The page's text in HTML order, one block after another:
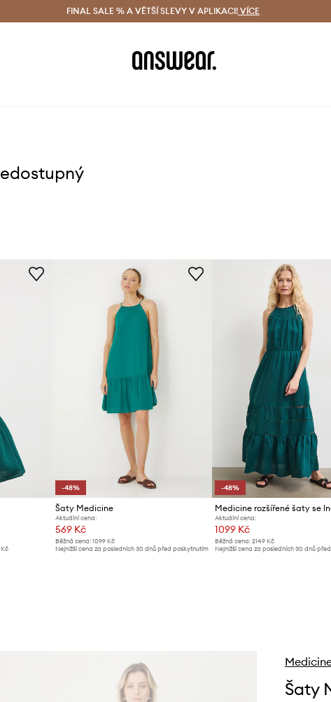
a vrácení zdarma (od 1800 Kč) Doručení i do 24 h
FINAL SALE % A VĚTŠÍ SLEVY V APLIKACI! VÍCE
Kč
-48%
Šaty Medicine
Aktuální cena:
569 Kč
Běžná cena: 1099 Kč
Nejnižší cena za posledních 30 dnů před poskytnutím
-48%
Medicine rozšířené šaty se
Aktuální cena:
1099 Kč
Běžná cena: 2149 Kč
Nejnižší cena za posledních 30 dnů
Šaty